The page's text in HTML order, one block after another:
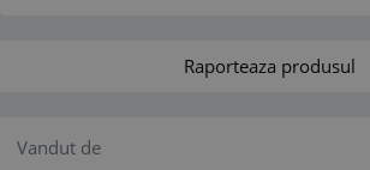
Raporteaza produsul
Vandut de